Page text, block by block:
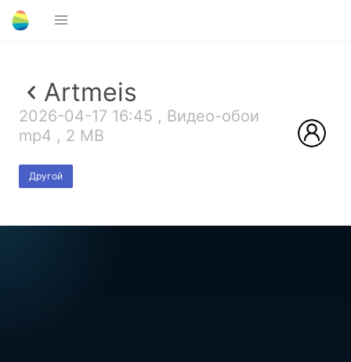
Artmeis
2026-04-17 16:45 , Видео-обои
mp4 , 2 MB
Другой